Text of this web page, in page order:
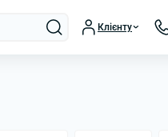
Клієнту